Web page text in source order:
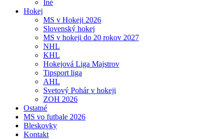
Iné
Hokej
MS v Hokeji 2026
Slovenský hokej
MS v hokeji do 20 rokov 2027
NHL
KHL
Hokejová Liga Majstrov
Tipsport liga
AHL
Svetový Pohár v hokeji
ZOH 2026
Ostatné
MS vo futbale 2026
Bleskovky
Kontakt